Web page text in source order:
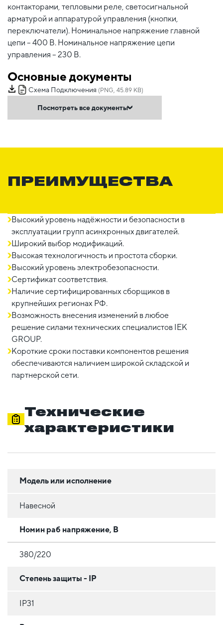
контакторами, тепловыми реле, светосигнальной
арматурой и аппаратурой управления (кнопки,
переключатели). Номинальное напряжение главной
цепи – 400 В. Номинальное напряжение цепи
управления – 230 В.
Основные документы
Схема Подключения (PNG, 45.89 KB)
Посмотреть все документы
ПРЕИМУЩЕСТВА
Высокий уровень надёжности и безопасности в
эксплуатации групп асинхронных двигателей.
Широкий выбор модификаций.
Высокая технологичность и простота сборки.
Высокий уровень электробезопасности.
Сертификат соответствия.
Наличие сертифицированных сборщиков в
крупнейших регионах РФ.
Возможность внесения изменений в любое
решение силами технических специалистов IEK
GROUP.
Короткие сроки поставки компонентов решения
обеспечиваются наличием широкой складской и
партнерской сети.
Технические
характеристики
Модель или исполнение
Навесной
Номин раб напряжение, В
380/220
Степень защиты - IP
IP31